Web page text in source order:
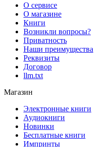
О сервисе
О магазине
Книги
Возникли вопросы?
Приватность
Наши преимущества
Реквизиты
Договор
llm.txt
Магазин
Электронные книги
Аудиокниги
Новинки
Бесплатные книги
Импринты